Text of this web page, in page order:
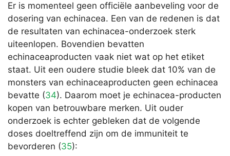
Er is momenteel geen officiële aanbeveling voor de
dosering van echinacea. Een van de redenen is dat
de resultaten van echinacea-onderzoek sterk
uiteenlopen. Bovendien bevatten
echinaceaproducten vaak niet wat op het etiket
staat. Uit een oudere studie bleek dat 10% van de
monsters van echinaceaproducten geen echinacea
bevatte (34). Daarom moet je echinacea-producten
kopen van betrouwbare merken. Uit ouder
onderzoek is echter gebleken dat de volgende
doses doeltreffend zijn om de immuniteit te
bevorderen (35):